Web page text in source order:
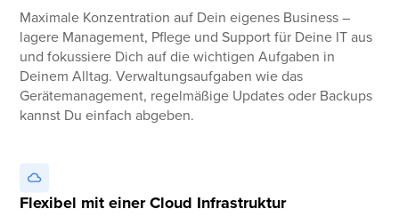
Maximale Konzentration auf Dein eigenes Business –
lagere Management, Pflege und Support für Deine IT aus
und fokussiere Dich auf die wichtigen Aufgaben in
Deinem Alltag. Verwaltungsaufgaben wie das
Gerätemanagement, regelmäßige Updates oder Backups
kannst Du einfach abgeben.
Flexibel mit einer Cloud Infrastruktur